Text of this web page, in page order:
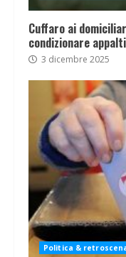
Cuffaro ai
condizionare
3 dicembre 2025
Politica &